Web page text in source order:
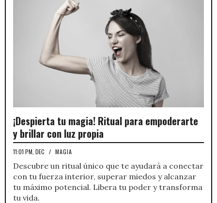
¡Despierta tu magia! Ritual para empoderarte
y brillar con luz propia
11:01 PM, DEC / MAGIA
Descubre un ritual único que te ayudará a conectar
con tu fuerza interior, superar miedos y alcanzar
tu máximo potencial. Libera tu poder y transforma
tu vida.